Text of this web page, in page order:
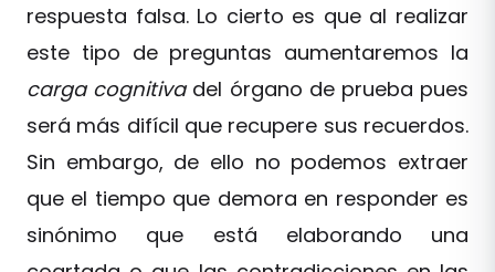
respuesta falsa. Lo cierto es que al realizar
este tipo de preguntas aumentaremos la
carga cognitivadel órgano de prueba pues
será más difícil que recupere sus recuerdos.
Sin embargo, de ello no podemos extraer
que el tiempo que demora en responder es
sinónimo que está elaborando una